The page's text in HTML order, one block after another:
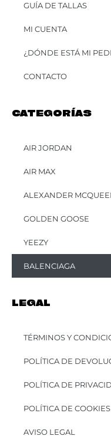
GUÍA DE TALLAS
MI CUENTA
¿DÓNDE ESTÁ MI
CONTACTO
CATEGORÍAS
AIR JORDAN
AIR MAX
ALEXANDER
GOLDEN GOOSE
YEEZY
BALENCIAGA
LEGAL
TÉRMINOS Y
POLÍTICA DE
POLÍTICA DE
POLÍTICA DE COOKIES
AVISO LEGAL